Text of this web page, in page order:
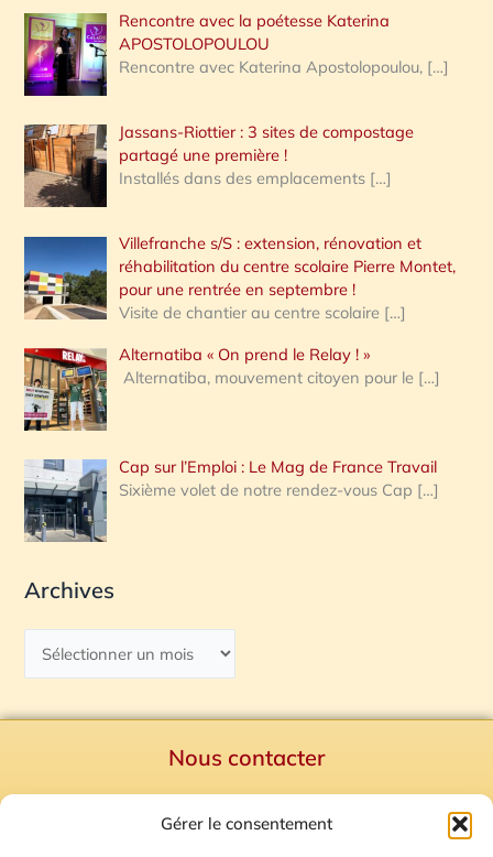
Gérer le consentement
Rencontre avec la poétesse Katerina
APOSTOLOPOULOU
Rencontre avec Katerina Apostolopoulou, […]
Jassans-Riottier : 3 sites de compostage
partagé une première !
Installés dans des emplacements […]
Villefranche s/S : extension, rénovation et
réhabilitation du centre scolaire Pierre Montet,
pour une rentrée en septembre !
Visite de chantier au centre scolaire […]
Alternatiba « On prend le Relay ! »
Alternatiba, mouvement citoyen pour le […]
Cap sur l’Emploi : Le Mag de France Travail
Sixième volet de notre rendez-vous Cap […]
Archives
Nous contacter